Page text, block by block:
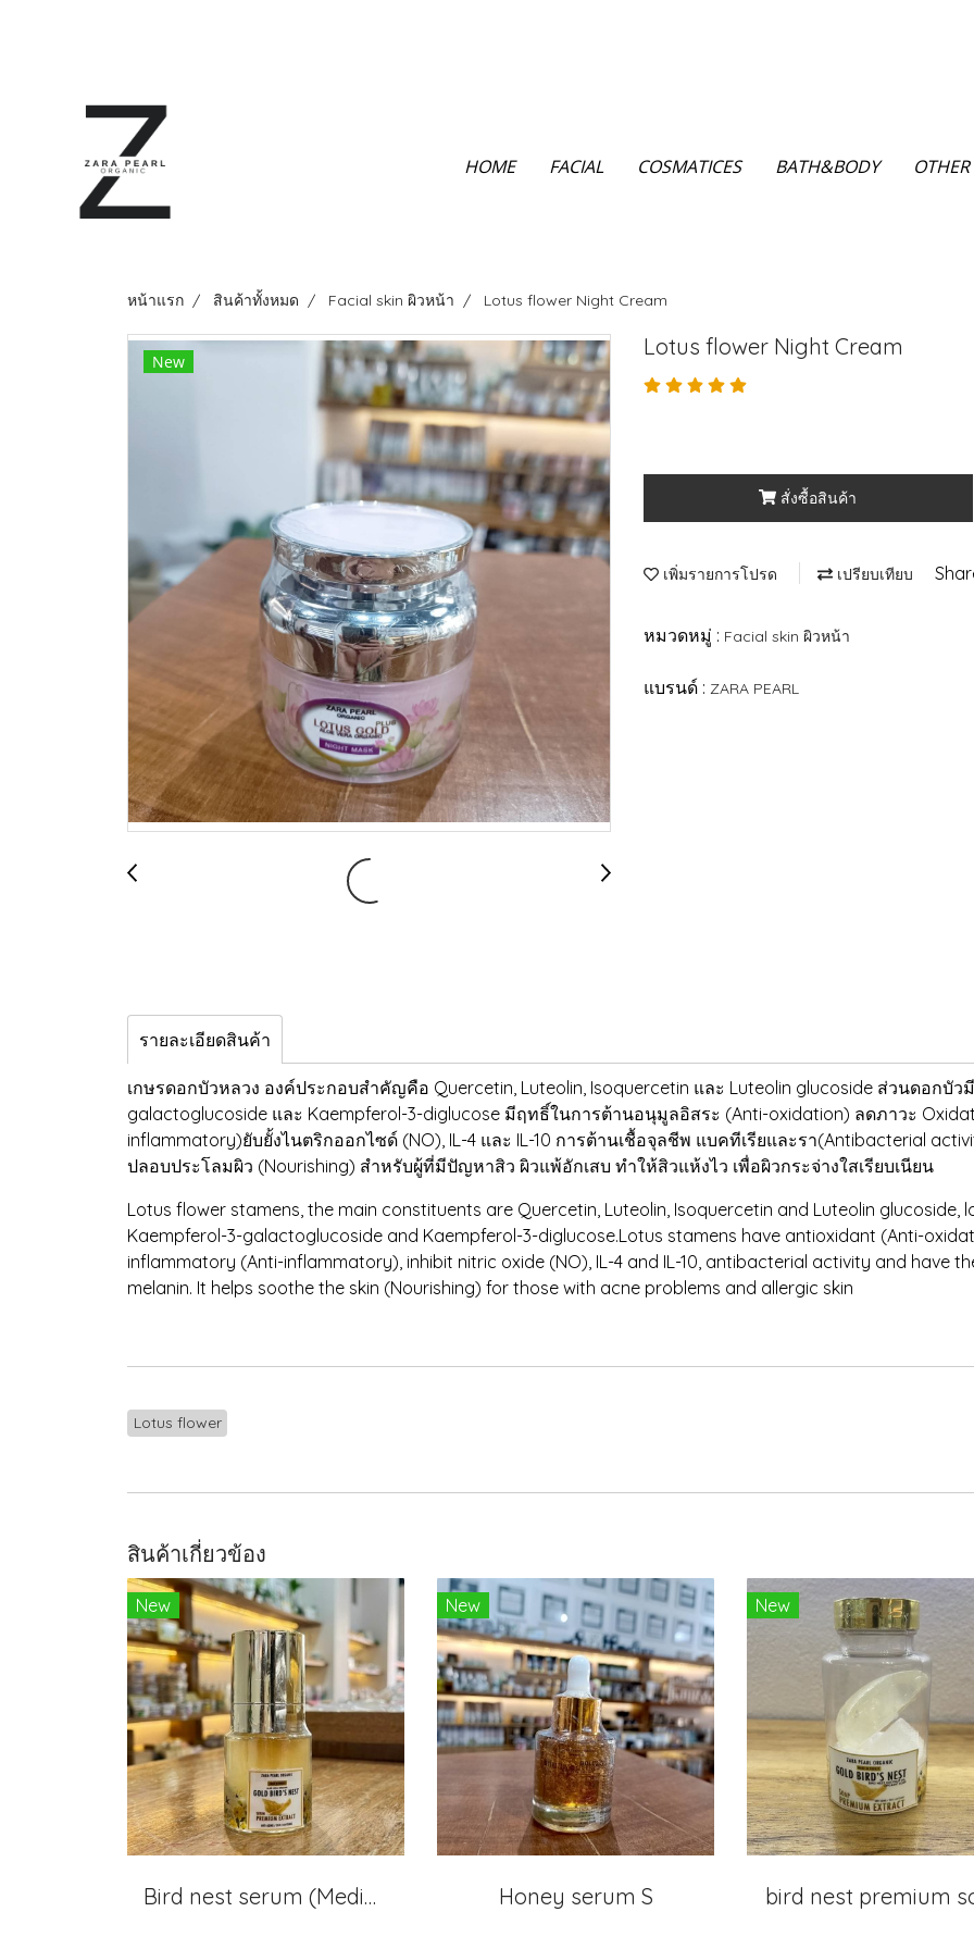
HOME FACIAL COSMATICES BATH&BODY
หน้าแรก สินค้าทั้งหมด Facial skin ผิวหน้า Lotus flower Night Cream
New
Lotus flower Night Cream
สั่งซื้อสินค้า
เพิ่มรายการโปรด เปรียบเทียบ
หมวดหมู่ : Facial skin ผิวหน้า
แบรนด์ : ZARA PEARL
รายละเอียดสินค้า
เกษรดอกบัวหลวง องค์ประกอบสำคัญคือ Quercetin, Luteolin, Isoquercetin และ Luteolin glucoside ส่วนดอกบัว
galactoglucoside และ Kaempferol-3-diglucose มีฤทธิ์ในการต้านอนุมูลอิสระ (Anti-oxidation) ลดภาวะ
inflammatory)ยับยั้งไนตริกออกไซด์ (NO), IL-4 และ IL-10 การต้านเชื้อจุลชีพ แบคทีเรียและรา(Antibacterial
ปลอบประโลมผิว (Nourishing) สำหรับผู้ที่มีปัญหาสิว ผิวแพ้อักเสบ ทำให้สิวแห้งไว เพื่อผิวกระจ่างใสเรียบเนียน
Lotus flower stamens, the main constituents are Quercetin, Luteolin, Isoquercetin and Luteolin glucoside,
Kaempferol-3-galactoglucoside and Kaempferol-3-diglucose.Lotus stamens have antioxidant (Anti-
inflammatory (Anti-inflammatory), inhibit nitric oxide (NO), IL-4 and IL-10, antibacterial activity and have
melanin. It helps soothe the skin (Nourishing) for those with acne problems and allergic skin
Lotus flower
สินค้าเกี่ยวข้อง
New
Bird nest serum (Medium)
New
Honey serum S
New
bird nest premium